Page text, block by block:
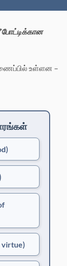
உள்ளன –
virtue)